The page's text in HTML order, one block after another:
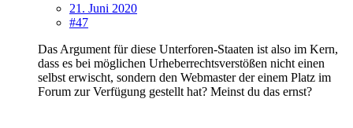
21. Juni 2020
#47
Das Argument für diese Unterforen-Staaten ist also im Kern,
dass es bei möglichen Urheberrechtsverstößen nicht einen
selbst erwischt, sondern den Webmaster der einem Platz im
Forum zur Verfügung gestellt hat? Meinst du das ernst?